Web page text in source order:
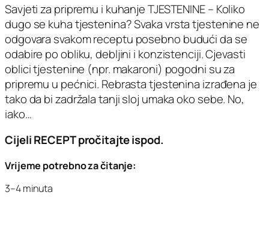
Savjeti za pripremu i kuhanje TJESTENINE – Koliko
dugo se kuha tjestenina? Svaka vrsta tjestenine ne
odgovara svakom receptu posebno budući da se
odabire po obliku, debljini i konzistenciji. Cjevasti
oblici tjestenine (npr. makaroni) pogodni su za
pripremu u pećnici. Rebrasta tjestenina izrađena je
tako da bi zadržala tanji sloj umaka oko sebe. No,
iako…
Cijeli RECEPT pročitajte ispod.
Vrijeme potrebno za čitanje:
3–4 minuta